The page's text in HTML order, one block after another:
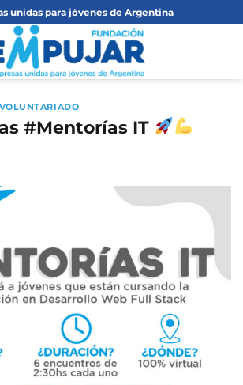
unidas para jóvenes de Argentina
VOLUNTARIADO
#Mentorías IT